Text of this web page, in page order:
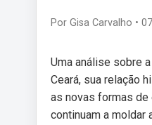
Por Gisa Carvalho •
Uma análise sobre
Ceará, sua relação
as novas formas
continuam a moldar